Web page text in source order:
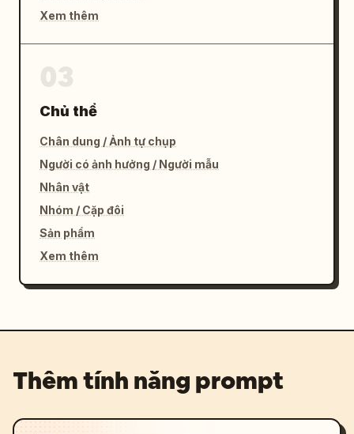
Xem thêm
Chủ thể
Chân dung / Ảnh tự chụp
Người có ảnh hưởng / Người mẫu
Nhân vật
Nhóm / Cặp đôi
Sản phẩm
Xem thêm
Thêm tính năng prompt